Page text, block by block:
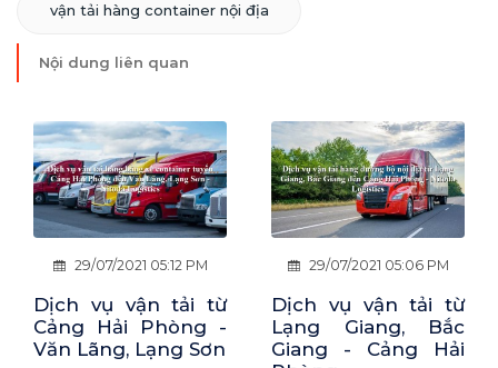
vận tải hàng container nội địa
Nội dung liên quan
29/07/2021 05:06 PM
Dịch vụ vận tải từ
Lạng Giang, Bắc
Giang - Cảng Hải
29/07/2021 05:18 PM
Dịch vụ vận tải từ
Quan Hóa, Thanh
Hóa - Cảng Hải